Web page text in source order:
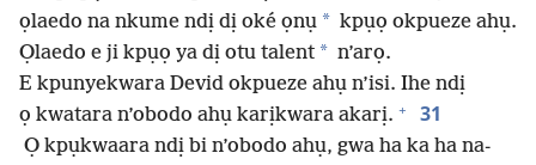
ọlaedo na nkume ndị dị oké ọnụ * kpụọ okpueze ahụ.
Ọlaedo e ji kpụọ ya dị otu talent * n’arọ.
E kpunyekwara Devid okpueze ahụ n’isi. Ihe ndị
ọ kwatara n’obodo ahụ karịkwara akarị. + 31
Ọ kpụkwaara ndị bi n’obodo ahụ, gwa ha ka ha na-